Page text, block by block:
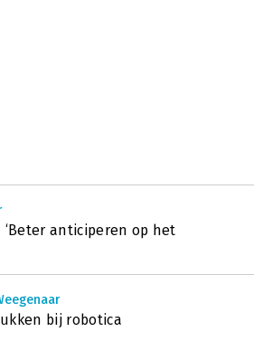
‘Beter anticiperen op het
bij robotica